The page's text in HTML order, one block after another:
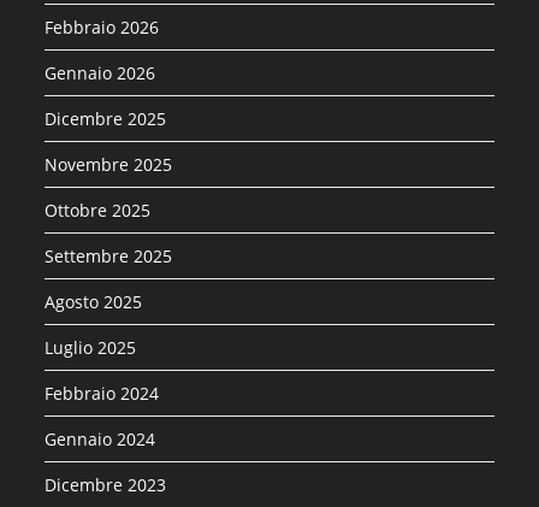
Febbraio 2026
Gennaio 2026
Dicembre 2025
Novembre 2025
Ottobre 2025
Settembre 2025
Agosto 2025
Luglio 2025
Febbraio 2024
Gennaio 2024
Dicembre 2023